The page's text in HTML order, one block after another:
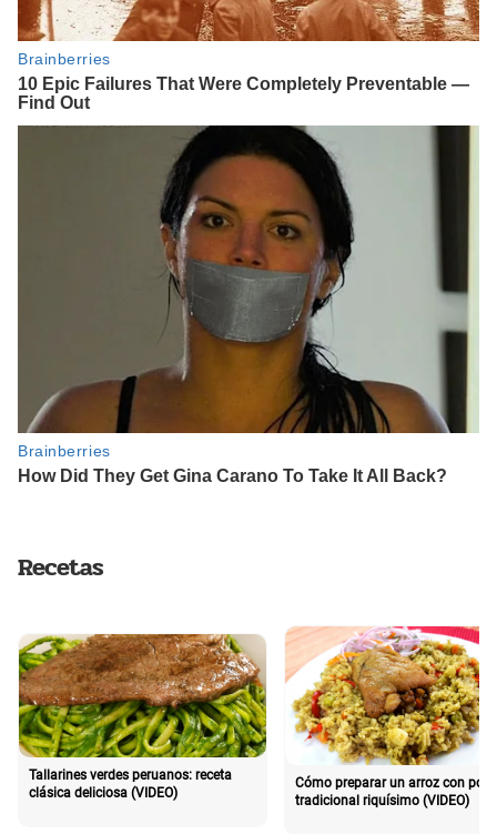
Recetas
Tallarines verdes peruanos: receta
clásica deliciosa (VIDEO)
Cómo preparar un arroz con pollo
tradicional riquísimo (VIDEO)